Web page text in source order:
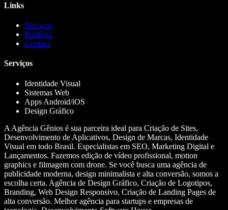
Links
Serviços
Portfólio
Contato
Serviços
Identidade Visual
Sistemas Web
Apps Android/iOS
Design Gráfico
A Agência Gênios é sua parceira ideal para Criação de Sites,
Desenvolvimento de Aplicativos, Design de Marcas, Identidade
Visual em todo Brasil. Especialistas em SEO, Marketing Digital e
Lançamentos. Fazemos edição de vídeo profissional, motion
graphics e filmagem com drone. Se você busca uma agência de
publicidade moderna, design minimalista e alta conversão, somos a
escolha certa. Agência de Design Gráfico, Criação de Logotipos,
Branding, Web Design Responsivo, Criação de Landing Pages de
alta conversão. Melhor agência para startups e empresas de